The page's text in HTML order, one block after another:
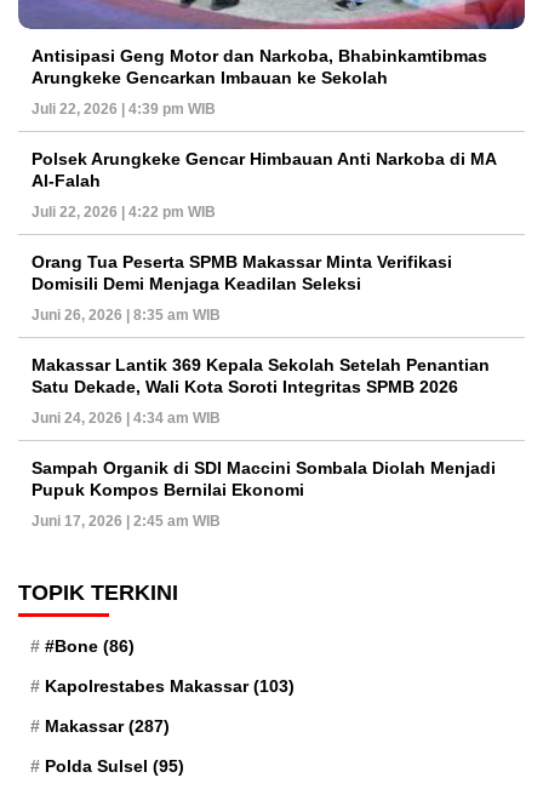
Antisipasi Geng Motor dan Narkoba, Bhabinkamtibmas
Arungkeke Gencarkan Imbauan ke Sekolah
Juli 22, 2026 | 4:39 pm WIB
Polsek Arungkeke Gencar Himbauan Anti Narkoba di MA
Al-Falah
Juli 22, 2026 | 4:22 pm WIB
Orang Tua Peserta SPMB Makassar Minta Verifikasi
Domisili Demi Menjaga Keadilan Seleksi
Juni 26, 2026 | 8:35 am WIB
Makassar Lantik 369 Kepala Sekolah Setelah Penantian
Satu Dekade, Wali Kota Soroti Integritas SPMB 2026
Juni 24, 2026 | 4:34 am WIB
Sampah Organik di SDI Maccini Sombala Diolah Menjadi
Pupuk Kompos Bernilai Ekonomi
Juni 17, 2026 | 2:45 am WIB
TOPIK TERKINI
#Bone (86)
Kapolrestabes Makassar(103)
Makassar(287)
Polda Sulsel (95)